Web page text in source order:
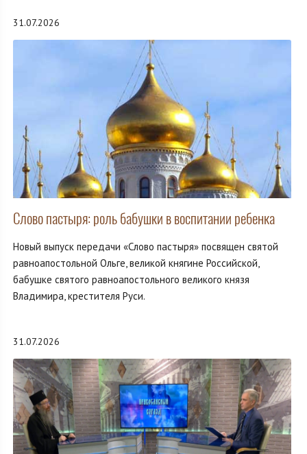
31.07.2026
Слово пастыря: роль бабушки в воспитании ребенка
Новый выпуск передачи «Слово пастыря» посвящен святой
равноапостольной Ольге, великой княгине Российской,
бабушке святого равноапостольного великого князя
Владимира, крестителя Руси.
31.07.2026